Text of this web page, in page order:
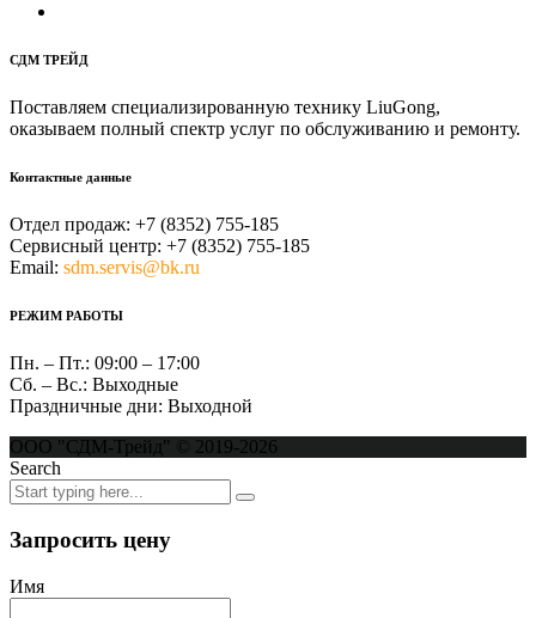
СДМ ТРЕЙД
Поставляем специализированную технику LiuGong,
оказываем полный спектр услуг по обслуживанию и ремонту.
Контактные данные
Отдел продаж: +7 (8352) 755-185
Сервисный центр: +7 (8352) 755-185
Email: sdm.servis@bk.ru
РЕЖИМ РАБОТЫ
Пн. – Пт.: 09:00 – 17:00
Сб. – Вс.: Выходные
Праздничные дни: Выходной
ООО "СДМ-Трейд" © 2019-2026
Search
Запросить цену
Имя